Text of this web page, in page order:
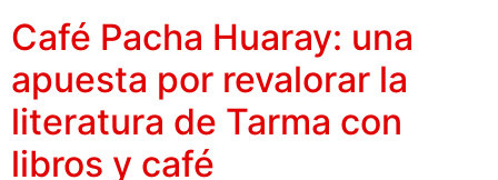
Café Pacha Huaray: una
apuesta por revalorar la
literatura de Tarma con
libros y café